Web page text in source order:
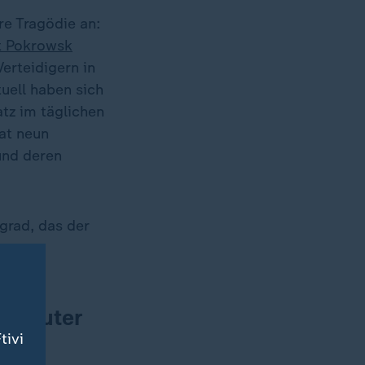
Tragödie an:
Pokrowsk
in
haben sich
im täglichen
neun
deren
das der
lauter